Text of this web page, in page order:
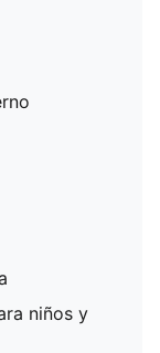
niños y